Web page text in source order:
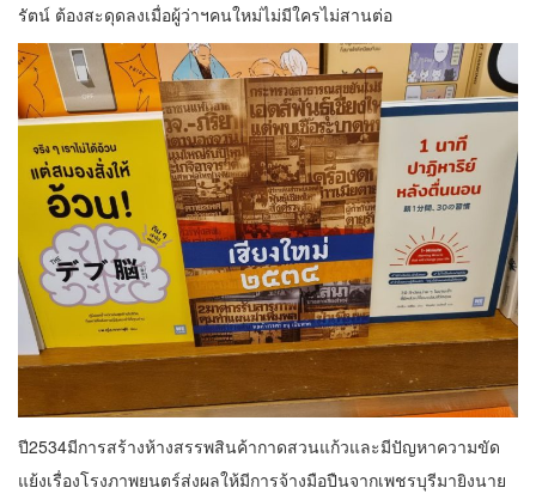
รัตน์ ต้องสะดุดลงเมื่อผู้ว่าฯคนใหม่ไม่มีใครไม่สานต่อ
ปี2534มีการสร้างห้างสรรพสินค้ากาดสวนแก้วและมีปัญหาความขัด
แย้งเรื่องโรงภาพยนตร์ส่งผลให้มีการจ้างมือปืนจากเพชรบุรีมายิงนาย